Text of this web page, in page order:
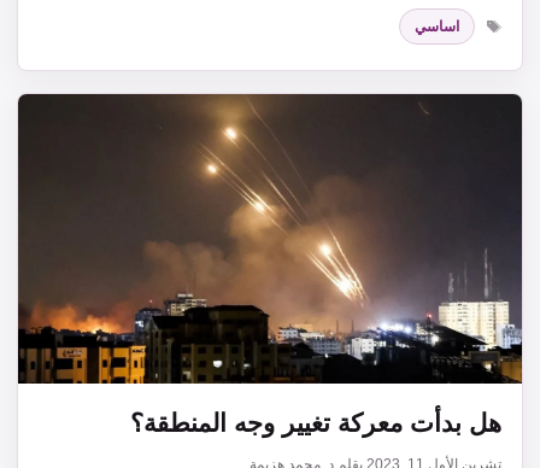
الوسوم
اساسي
هل بدأت معركة تغيير وجه المنطقة؟
تشرين الأول 11, 2023 بقلم د. محمد هزيمة